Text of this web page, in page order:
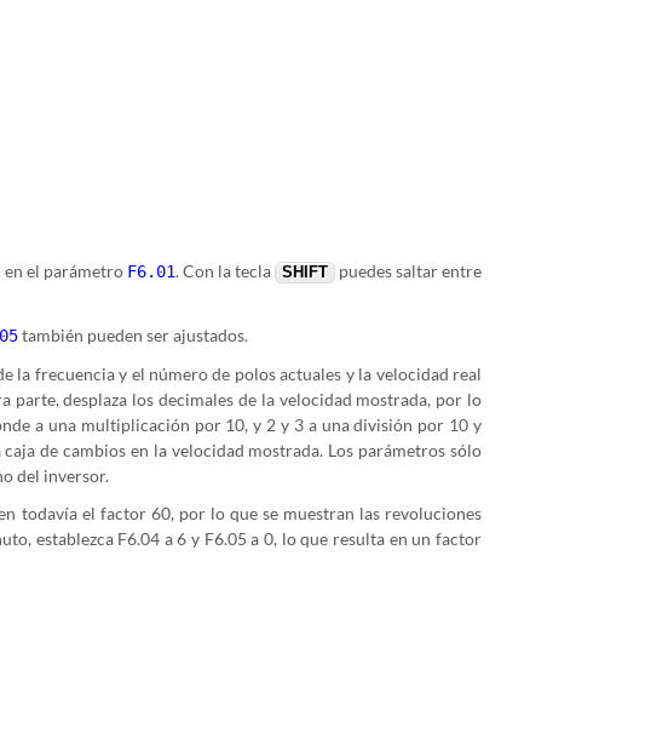
en el parámetro F6.01. Con la tecla SHIFT puedes saltar entre
también pueden ser ajustados.
frecuencia y el número de polos actuales y la velocidad real
desplaza los decimales de la velocidad mostrada, por lo
a una multiplicación por 10, y 2 y 3 a una división por 10 y
de cambios en la velocidad mostrada. Los parámetros sólo
del inversor.
todavía el factor 60, por lo que se muestran las revoluciones
establezca F6.04 a 6 y F6.05 a 0, lo que resulta en un factor